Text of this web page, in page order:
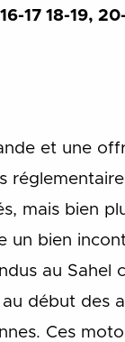
17 18-19,
et une
mais bien
un bien
au Sahel
début des
Ces